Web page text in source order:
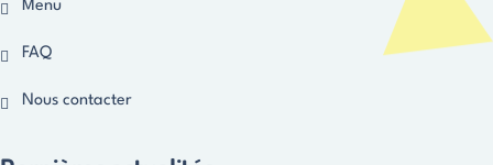
Menu
FAQ
Nous contacter